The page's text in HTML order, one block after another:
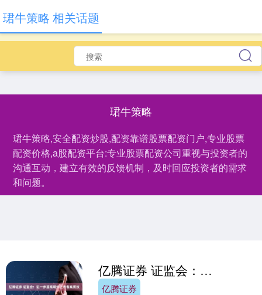
珺牛策略
珺牛策略,安全配资炒股,配资靠谱股票配资门户,专业股票
配资价格,a股配资平台:专业股票配资公司重视与投资者的
沟通互动，建立有效的反馈机制，及时回应投资者的需求
和问题。
珺牛策略 相关话题
亿腾证券 证监会：进一步提高境外上市备案质效
亿腾证券